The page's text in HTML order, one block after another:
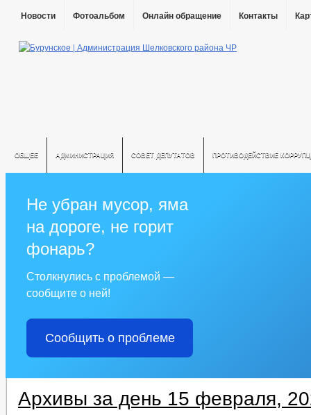
Новости Фотоальбом Онлайн обращение Контакты
ОБЩЕЕ АДМИНИСТРАЦИЯ СОВЕТ ДЕПУТАТОВ ПРОТИВОДЕЙСТВИЕ
Не убран мусор, яма
на дороге, не горит
фонарь?
Столкнулись с проблемой —
сообщите о ней!
Сообщить о проблеме
Архивы за день 15 февраля,